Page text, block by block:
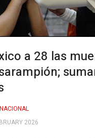
a 28 las
2026